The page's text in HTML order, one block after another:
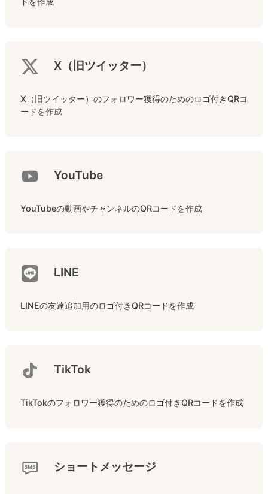
X（旧ツイッター）
X（旧ツイッター）のフォロワー獲得のためのロゴ付きQRコ
ードを作成
YouTube
YouTubeの動画やチャンネルのQRコードを作成
LINE
LINEの友達追加用のロゴ付きQRコードを作成
TikTok
TikTokのフォロワー獲得のためのロゴ付きQRコードを作成
ショートメッセージ